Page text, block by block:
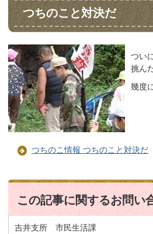
つちのこと対決だ
つい
挑ん
幾度
つちのこ情報 つちのこと対決だ
この記事に関するお問い
吉井支所 市民生活課